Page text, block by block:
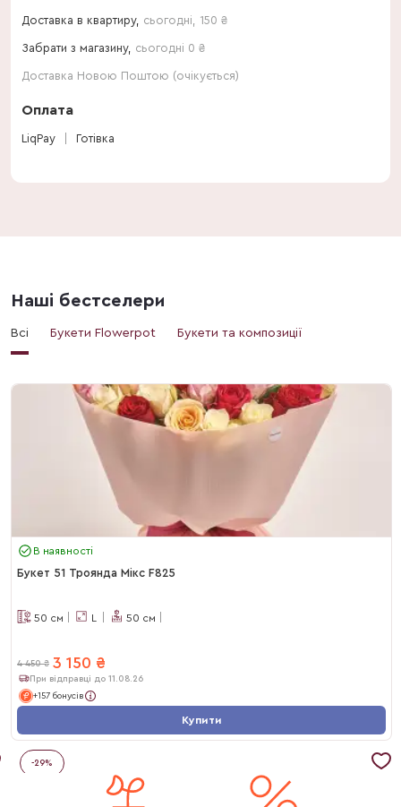
Доставка в квартиру, сьогодні 150 ₴
Забрати з магазину, сьогодні 0 ₴
Доставка Новою Поштою (очікується)
Оплата
LiqPay Готівка
Наші бестселери
Всі Букети Flowerpot Букети та композиції
В наявності
Букет 51 Троянда Мікс F825
50 см L 50 см
4 450 ₴ 3 150 ₴
При відправці до 11.08.26
+157 бонусів
Купити
-29%